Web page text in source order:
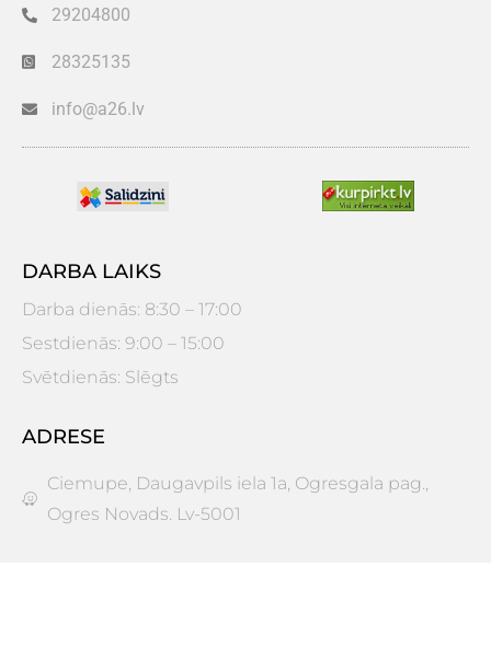
29204800
28325135
info@a26.lv
DARBA LAIKS
Darba dienās: 8:30 – 17:00
Sestdienās: 9:00 – 15:00
Svētdienās: Slēgts
ADRESE
Ciemupe, Daugavpils iela 1a, Ogresgala pag.,
Ogres Novads. Lv-5001